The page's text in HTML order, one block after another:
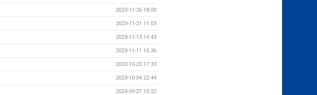
2023-11-26 18:00
2023-11-21 11:03
2023-11-13 14:43
2023-11-11 15:36
2023-10-23 17:33
2023-10-04 22:44
2023-09-27 10:22